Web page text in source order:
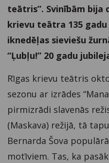
teātris”. Svinībām bija
krievu teātra 135
iknedēļas sieviešu
“Ļubļu!” 20 gadu
Rīgas krievu teātris
sezonu ar izrādes
pirmizrādi slavenās
(Maskava) režijā, tā
Bernarda Šova
motīviem. Tas, ka